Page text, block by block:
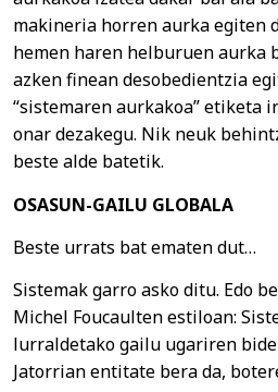
makineria horren aurka egiten
hemen haren helburuen aurka
azken finean desobedientzia
“sistemaren aurkakoa” etiketa
onar dezakegu. Nik neuk
beste alde batetik.
OSASUN-GAILU GLOBALA
Beste urrats bat ematen dut…
Sistemak garro asko ditu. Edo
Michel Foucaulten estiloan:
lurraldetako gailu ugariren
Jatorrian entitate bera da,